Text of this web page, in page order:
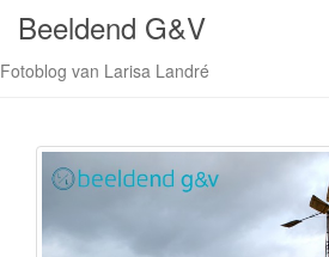
Beeldend G&V
Fotoblog van Larisa Landré